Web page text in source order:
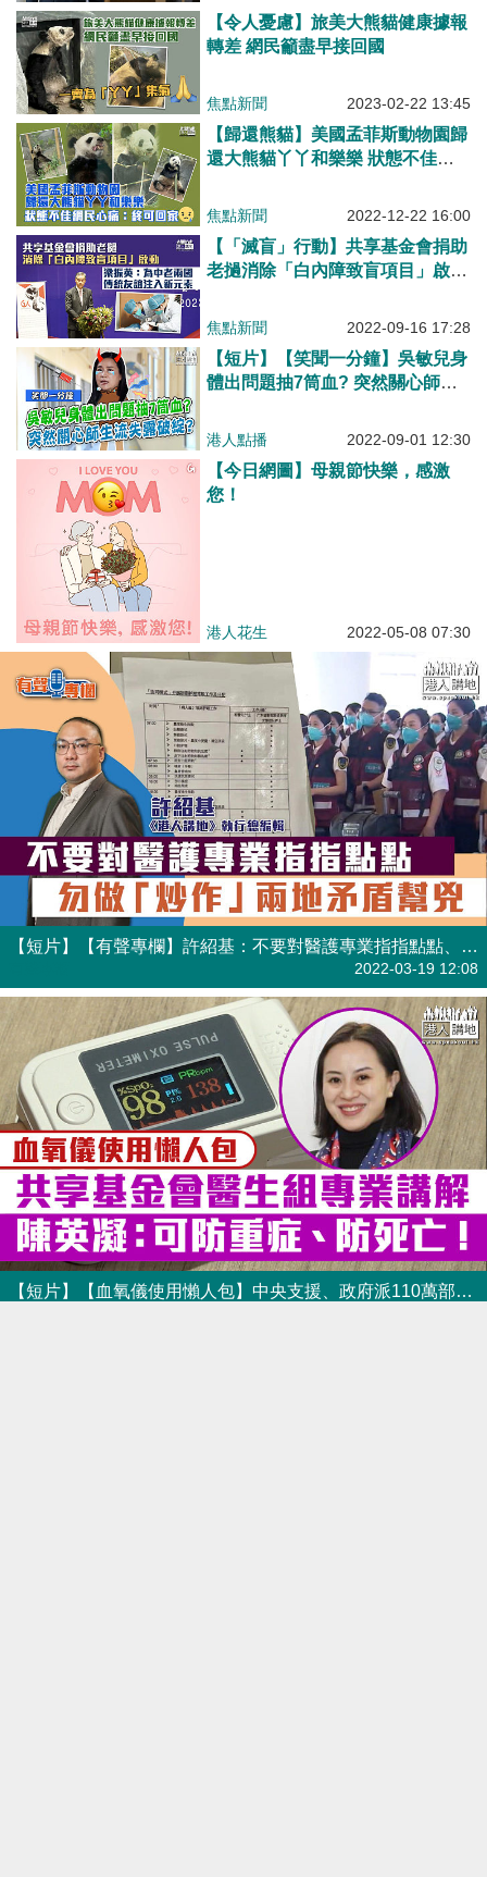
【令人憂慮】旅美大熊貓健康據報
轉差 網民籲盡早接回國
焦點新聞 2023-02-22 13:45
【歸還熊貓】美國孟菲斯動物園歸
還大熊貓丫丫和樂樂 狀態不佳網
焦點新聞 2022-12-22 16:00
【「滅盲」行動】共享基金會捐助
老撾消除「白內障致盲項目」啟動
新元素
焦點新聞 2022-09-16 17:28
【短片】【笑聞一分鐘】吳敏兒身
體出問題抽7筒血? 突然關心師生
港人點播 2022-09-01 12:30
【今日網圖】母親節快樂，感激
您！
港人花生 2022-05-08 07:30
【短片】【有聲專欄】許紹基：不要對醫護專業指指點點、勿做「炒作」兩地矛盾幫兇
2022-03-19 12:08
【短片】【血氧儀使用懶人包】中央支援、政府派110萬部血氧儀、共享基金會陳英凝醫生助製使用指南：對防重症、防死亡好重要！特別助獨居長者或照顧者